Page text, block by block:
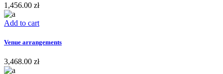
1,456.00 zł
Add to cart
Venue arrangements
3,468.00 zł